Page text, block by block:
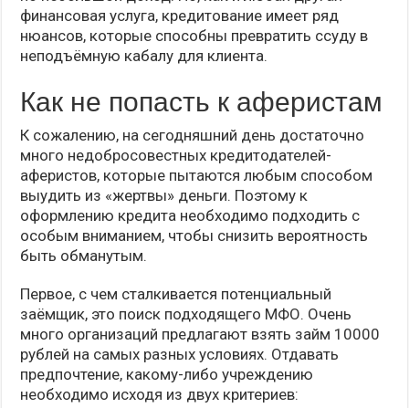
финансовая услуга, кредитование имеет ряд
нюансов, которые способны превратить ссуду в
неподъёмную кабалу для клиента.
Как не попасть к аферистам
К сожалению, на сегодняшний день достаточно
много недобросовестных кредитодателей-
аферистов, которые пытаются любым способом
выудить из «жертвы» деньги. Поэтому к
оформлению кредита необходимо подходить с
особым вниманием, чтобы снизить вероятность
быть обманутым.
Первое, с чем сталкивается потенциальный
заёмщик, это поиск подходящего МФО. Очень
много организаций предлагают взять займ 10000
рублей на самых разных условиях. Отдавать
предпочтение, какому-либо учреждению
необходимо исходя из двух критериев: